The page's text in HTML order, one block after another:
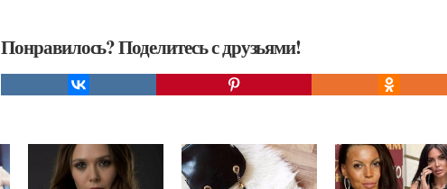
Понравилось? Поделитесь с друзьями!